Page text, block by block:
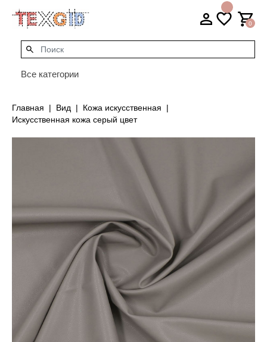
0
Все категории
Главная Вид
Кожа искусственная
Искусственная кожа серый цвет